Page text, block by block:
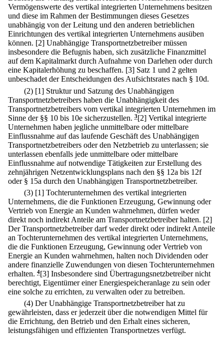
Vermögenswerte des vertikal integrierten Unternehmens besitzen
und diese im Rahmen der Bestimmungen dieses Gesetzes
unabhängig von der Leitung und den anderen betrieblichen
Einrichtungen des vertikal integrierten Unternehmens ausüben
können. [2] Unabhängige Transportnetzbetreiber müssen
insbesondere die Befugnis haben, sich zusätzliche Finanzmittel
auf dem Kapitalmarkt durch Aufnahme von Darlehen oder durch
eine Kapitalerhöhung zu beschaffen. [3] Satz 1 und 2 gelten
unbeschadet der Entscheidungen des Aufsichtsrates nach § 10d.
(2) [1] Struktur und Satzung des Unabhängigen
Transportnetzbetreibers haben die Unabhängigkeit des
Transportnetzbetreibers vom vertikal integrierten Unternehmen im
Sinne der §§ 10 bis 10e sicherzustellen. 3[2] Vertikal integrierte
Unternehmen haben jegliche unmittelbare oder mittelbare
Einflussnahme auf das laufende Geschäft des Unabhängigen
Transportnetzbetreibers oder den Netzbetrieb zu unterlassen; sie
unterlassen ebenfalls jede unmittelbare oder mittelbare
Einflussnahme auf notwendige Tätigkeiten zur Erstellung des
zehnjährigen Netzentwicklungsplans nach den §§ 12a bis 12f
oder § 15a durch den Unabhängigen Transportnetzbetreiber.
(3) [1] Tochterunternehmen des vertikal integrierten
Unternehmens, die die Funktionen Erzeugung, Gewinnung oder
Vertrieb von Energie an Kunden wahrnehmen, dürfen weder
direkt noch indirekt Anteile am Transportnetzbetreiber halten. [2]
Der Transportnetzbetreiber darf weder direkt oder indirekt Anteile
an Tochterunternehmen des vertikal integrierten Unternehmens,
die die Funktionen Erzeugung, Gewinnung oder Vertrieb von
Energie an Kunden wahrnehmen, halten noch Dividenden oder
andere finanzielle Zuwendungen von diesen Tochterunternehmen
erhalten. 4[3] Insbesondere sind Übertragungsnetzbetreiber nicht
berechtigt, Eigentümer einer Energiespeicheranlage zu sein oder
eine solche zu errichten, zu verwalten oder zu betreiben.
(4) Der Unabhängige Transportnetzbetreiber hat zu
gewährleisten, dass er jederzeit über die notwendigen Mittel für
die Errichtung, den Betrieb und den Erhalt eines sicheren,
leistungsfähigen und effizienten Transportnetzes verfügt.